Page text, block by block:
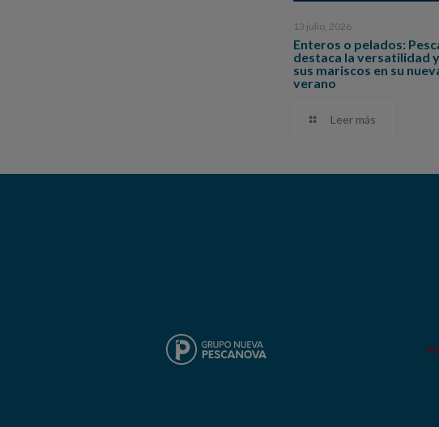
13 julio, 2026
Enteros o pelados:
destaca la versatilidad
sus mariscos en su
verano
Leer más